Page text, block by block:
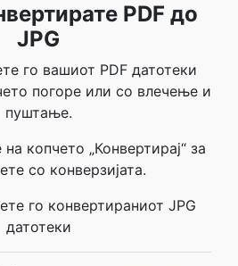
PDF до
JPG
го вашиот PDF датотеки
погоре или со влечење и
пуштање.
копчето „Конвертирај“ за
со конверзијата.
го конвертираниот JPG
датотеки